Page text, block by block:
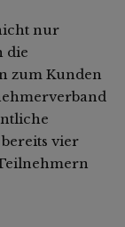
nur
die
zum Kunden
vier